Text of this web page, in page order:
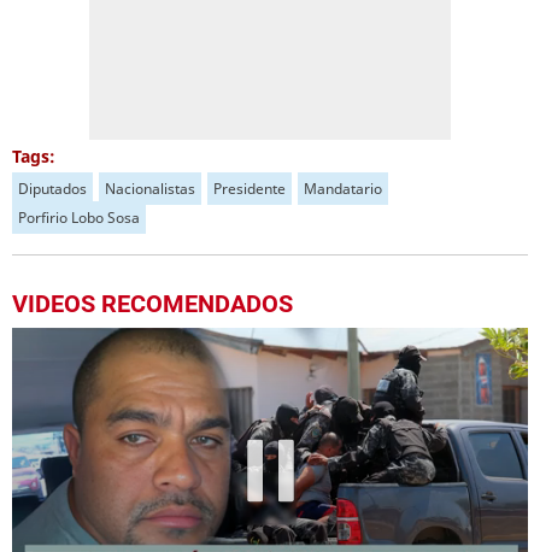
Tags:
Diputados Nacionalistas Presidente
Mandatario
Porfirio Lobo Sosa
VIDEOS RECOMENDADOS